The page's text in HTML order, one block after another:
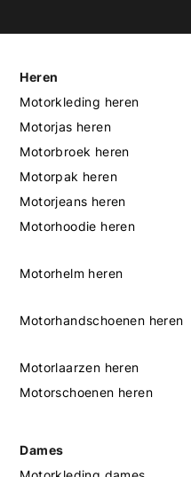
Heren
Motorkleding heren
Motorjas heren
Motorbroek heren
Motorpak heren
Motorjeans heren
Motorhoodie heren
Motorhelm heren
Motorhandschoenen heren
Motorlaarzen heren
Motorschoenen heren
Dames